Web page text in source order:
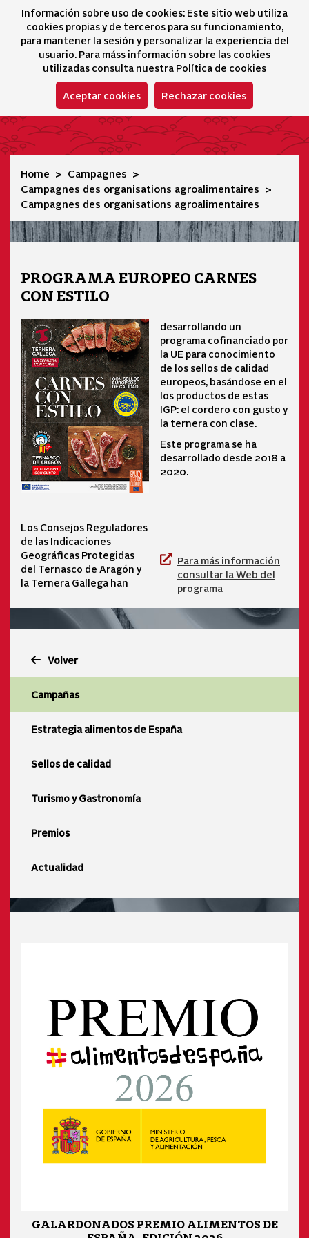
Información sobre uso de cookies: Este sitio web utiliza
cookies propias y de terceros para su funcionamiento,
para mantener la sesión y personalizar la experiencia del
usuario. Para máss información sobre las cookies
utilizadas consulta nuestra Política de cookies
Aceptar cookies Rechazar cookies
Sélecteur de
icono
Campagnes des organisations agroalimentaires
Home
Campagnes
Campagnes des organisations agroalimentaires
Campagnes des organisations agroalimentaires
PROGRAMA EUROPEO CARNES
CON ESTILO
Los Consejos Reguladores
de las Indicaciones
Geográficas Protegidas
del Ternasco de Aragón y
la Ternera Gallega han
desarrollando un
programa cofinanciado por
la UE para conocimiento
de los sellos de calidad
europeos, basándose en el
los productos de estas
IGP: el cordero con gusto y
la ternera con clase.
Este programa se ha
desarrollado desde 2018 a
2020.
Para más información
consultar la Web del
programa
Volver
Campañas
Estrategia alimentos de España
Sellos de calidad
Turismo y Gastronomía
Premios
Actualidad
GALARDONADOS PREMIO ALIMENTOS DE